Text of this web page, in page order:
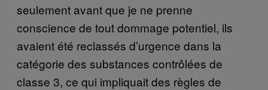
seulement avant que je ne prenne
conscience de tout dommage potentiel, ils
avaient été reclassés d’urgence dans la
catégorie des substances contrôlées de
classe 3, ce qui impliquait des règles de